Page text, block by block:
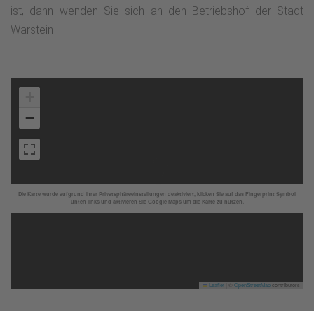
ist, dann wenden Sie sich an den Betriebshof der Stadt
Warstein
Die Karte wurde aufgrund Ihrer Privatsphäreeinstellungen deaktiviert, klicken Sie auf das Fingerprint Symbol
unten links und aktivieren Sie Google Maps um die Karte zu nutzen.
−
Leaflet OpenStreetMapcontributors